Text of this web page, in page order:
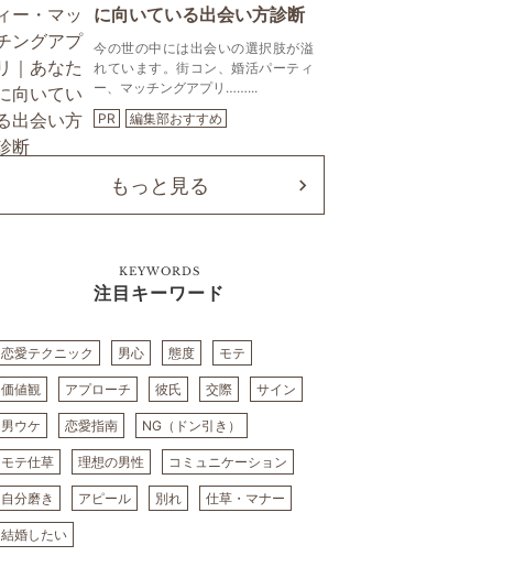
に向いている出会い方診断
今の世の中には出会いの選択肢が溢
れています。街コン、婚活パーティ
ー、マッチングアプリ……...
PR
編集部おすすめ
もっと見る
KEYWORDS
注目キーワード
恋愛テクニック 男心 態度 モテ
価値観 アプローチ 彼氏 交際 サイン
男ウケ 恋愛指南 NG（ドン引き）
モテ仕草 理想の男性 コミュニケーション
自分磨き アピール 別れ 仕草・マナー
結婚したい